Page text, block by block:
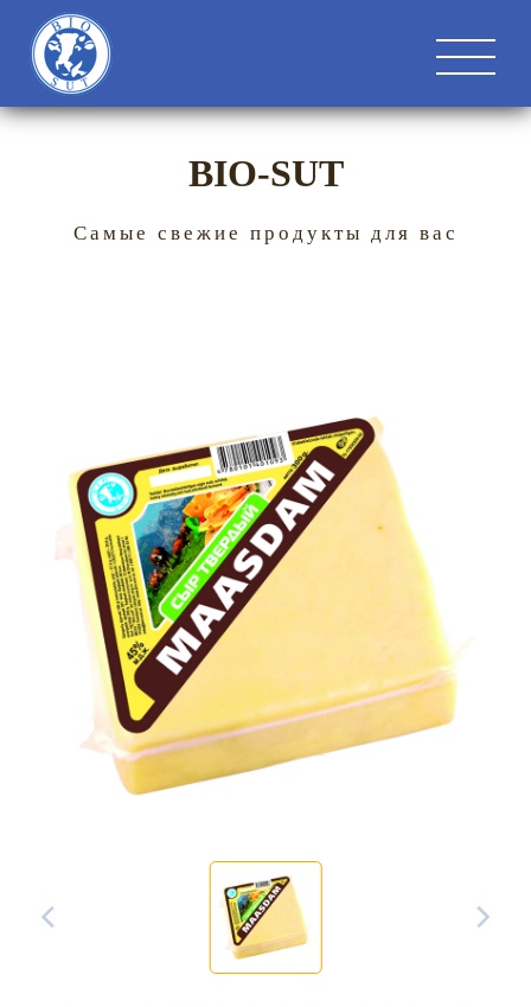
BIO-SUT
Самые свежие продукты для вас